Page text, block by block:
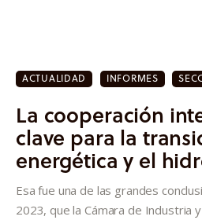
Investigación
Proyectos
Informes
Quiénes somos
ACTUALIDAD INFORMES
La cooperación
clave para la
energética y el
Esa fue una de las grandes
2023, que la Cámara de Industria